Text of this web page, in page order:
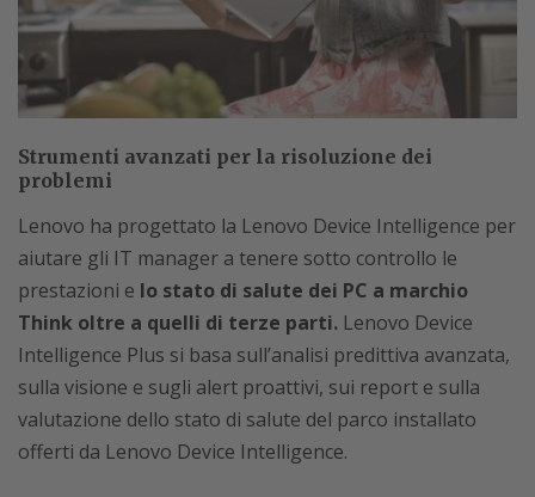
Strumenti avanzati per la risoluzione dei
problemi
Lenovo ha progettato la Lenovo Device Intelligence per
aiutare gli IT manager a tenere sotto controllo le
prestazioni e lo stato di salute dei PC a marchio
Think oltre a quelli di terze parti. Lenovo Device
Intelligence Plus si basa sull’analisi predittiva avanzata,
sulla visione e sugli alert proattivi, sui report e sulla
valutazione dello stato di salute del parco installato
offerti da Lenovo Device Intelligence.